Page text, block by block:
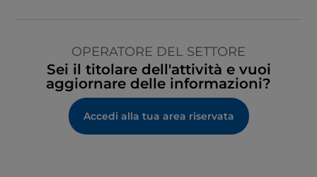
OPERATORE DEL SETTORE
Sei il titolare dell'attività e vuoi
aggiornare delle informazioni?
Accedi alla tua area riservata